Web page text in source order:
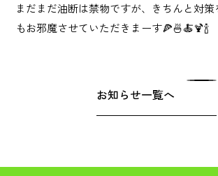
まだまだ油断は禁物ですが、きちんと対
もお邪魔させていただきまーす🍕🍜🍝🍹🍾
お知らせ一覧へ